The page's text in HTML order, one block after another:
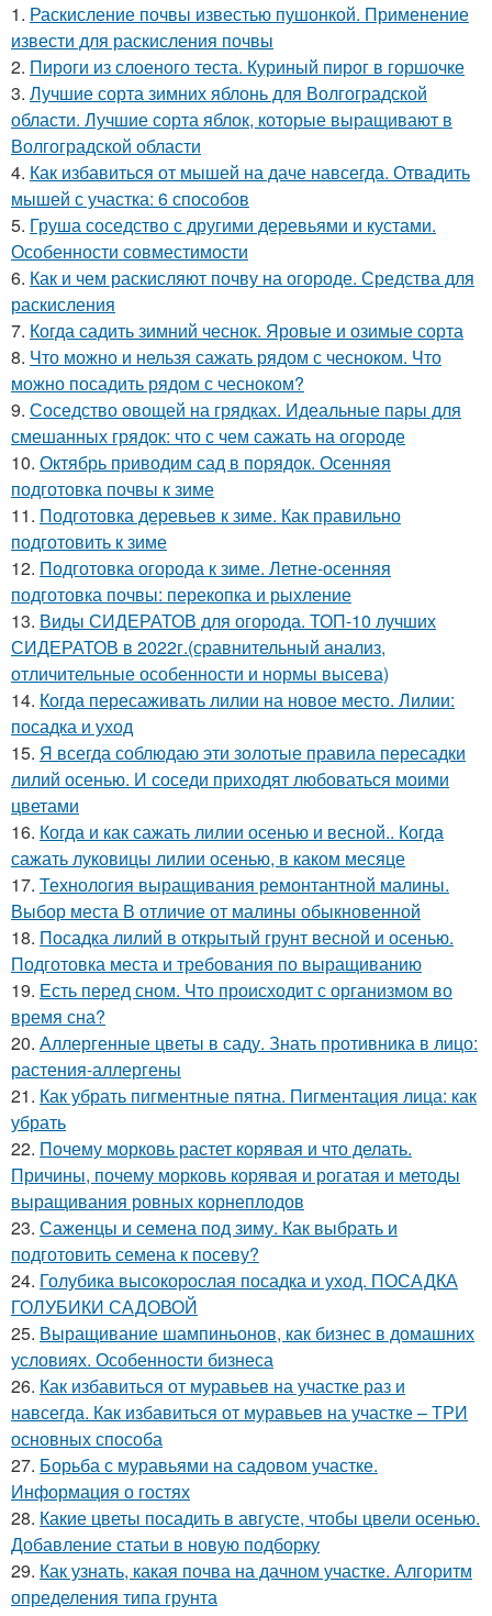
1. Раскисление почвы известью пушонкой. Применение
извести для раскисления почвы
2. Пироги из слоеного теста. Куриный пирог в горшочке
3. Лучшие сорта зимних яблонь для Волгоградской
области. Лучшие сорта яблок, которые выращивают в
Волгоградской области
4. Как избавиться от мышей на даче навсегда. Отвадить
мышей с участка: 6 способов
5. Груша соседство с другими деревьями и кустами.
Особенности совместимости
6. Как и чем раскисляют почву на огороде. Средства для
раскисления
7. Когда садить зимний чеснок. Яровые и озимые сорта
8. Что можно и нельзя сажать рядом с чесноком. Что
можно посадить рядом с чесноком?
9. Соседство овощей на грядках. Идеальные пары для
смешанных грядок: что с чем сажать на огороде
10. Октябрь приводим сад в порядок. Осенняя
подготовка почвы к зиме
11. Подготовка деревьев к зиме. Как правильно
подготовить к зиме
12. Подготовка огорода к зиме. Летне-осенняя
подготовка почвы: перекопка и рыхление
13. Виды СИДЕРАТОВ для огорода. ТОП-10 лучших
СИДЕРАТОВ в 2022г.(сравнительный анализ,
отличительные особенности и нормы высева)
14. Когда пересаживать лилии на новое место. Лилии:
посадка и уход
15. Я всегда соблюдаю эти золотые правила пересадки
лилий осенью. И соседи приходят любоваться моими
цветами
16. Когда и как сажать лилии осенью и весной.. Когда
сажать луковицы лилии осенью, в каком месяце
17. Технология выращивания ремонтантной малины.
Выбор места В отличие от малины обыкновенной
18. Посадка лилий в открытый грунт весной и осенью.
Подготовка места и требования по выращиванию
19. Есть перед сном. Что происходит с организмом во
время сна?
20. Аллергенные цветы в саду. Знать противника в лицо:
растения-аллергены
21. Как убрать пигментные пятна. Пигментация лица: как
убрать
22. Почему морковь растет корявая и что делать.
Причины, почему морковь корявая и рогатая и методы
выращивания ровных корнеплодов
23. Саженцы и семена под зиму. Как выбрать и
подготовить семена к посеву?
24. Голубика высокорослая посадка и уход. ПОСАДКА
ГОЛУБИКИ САДОВОЙ
25. Выращивание шампиньонов, как бизнес в домашних
условиях. Особенности бизнеса
26. Как избавиться от муравьев на участке раз и
навсегда. Как избавиться от муравьев на участке – ТРИ
основных способа
27. Борьба с муравьями на садовом участке.
Информация о гостях
28. Какие цветы посадить в августе, чтобы цвели осенью.
Добавление статьи в новую подборку
29. Как узнать, какая почва на дачном участке. Алгоритм
определения типа грунта